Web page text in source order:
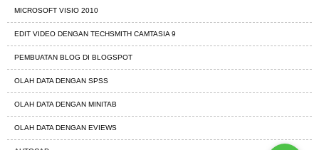
MICROSOFT VISIO 2010
EDIT VIDEO DENGAN TECHSMITH CAMTASIA 9
PEMBUATAN BLOG DI BLOGSPOT
OLAH DATA DENGAN SPSS
OLAH DATA DENGAN MINITAB
OLAH DATA DENGAN EVIEWS